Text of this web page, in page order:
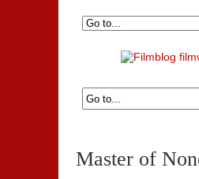
Master of